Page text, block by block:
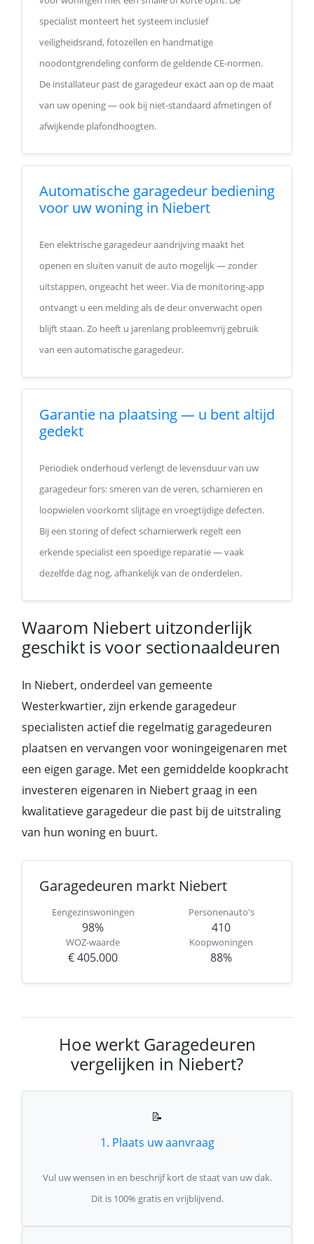
specialist monteert het systeem inclusief
veiligheidsrand, fotozellen en handmatige
noodontgrendeling conform de geldende CE-normen.
De installateur past de garagedeur exact aan op de maat
van uw opening — ook bij niet-standaard afmetingen of
afwijkende plafondhoogten.
Automatische garagedeur bediening
voor uw woning in Niebert
Een elektrische garagedeur aandrijving maakt het
openen en sluiten vanuit de auto mogelijk — zonder
uitstappen, ongeacht het weer. Via de monitoring-app
ontvangt u een melding als de deur onverwacht open
blijft staan. Zo heeft u jarenlang probleemvrij gebruik
van een automatische garagedeur.
Garantie na plaatsing — u bent altijd
gedekt
Periodiek onderhoud verlengt de levensduur van uw
garagedeur fors: smeren van de veren, scharnieren en
loopwielen voorkomt slijtage en vroegtijdige defecten.
Bij een storing of defect scharnierwerk regelt een
erkende specialist een spoedige reparatie — vaak
dezelfde dag nog, afhankelijk van de onderdelen.
Waarom Niebert uitzonderlijk
geschikt is voor sectionaaldeuren
In Niebert, onderdeel van gemeente
Westerkwartier, zijn erkende garagedeur
specialisten actief die regelmatig garagedeuren
plaatsen en vervangen voor woningeigenaren met
een eigen garage. Met een gemiddelde koopkracht
investeren eigenaren in Niebert graag in een
kwalitatieve garagedeur die past bij de uitstraling
van hun woning en buurt.
Garagedeuren markt Niebert
Eengezinswoningen
98%
Personenauto's
410
WOZ-waarde
€ 405.000
Koopwoningen
88%
Hoe werkt Garagedeuren
vergelijken in Niebert?
📝
1. Plaats uw aanvraag
Vul uw wensen in en beschrijf kort de staat van uw dak.
Dit is 100% gratis en vrijblijvend.